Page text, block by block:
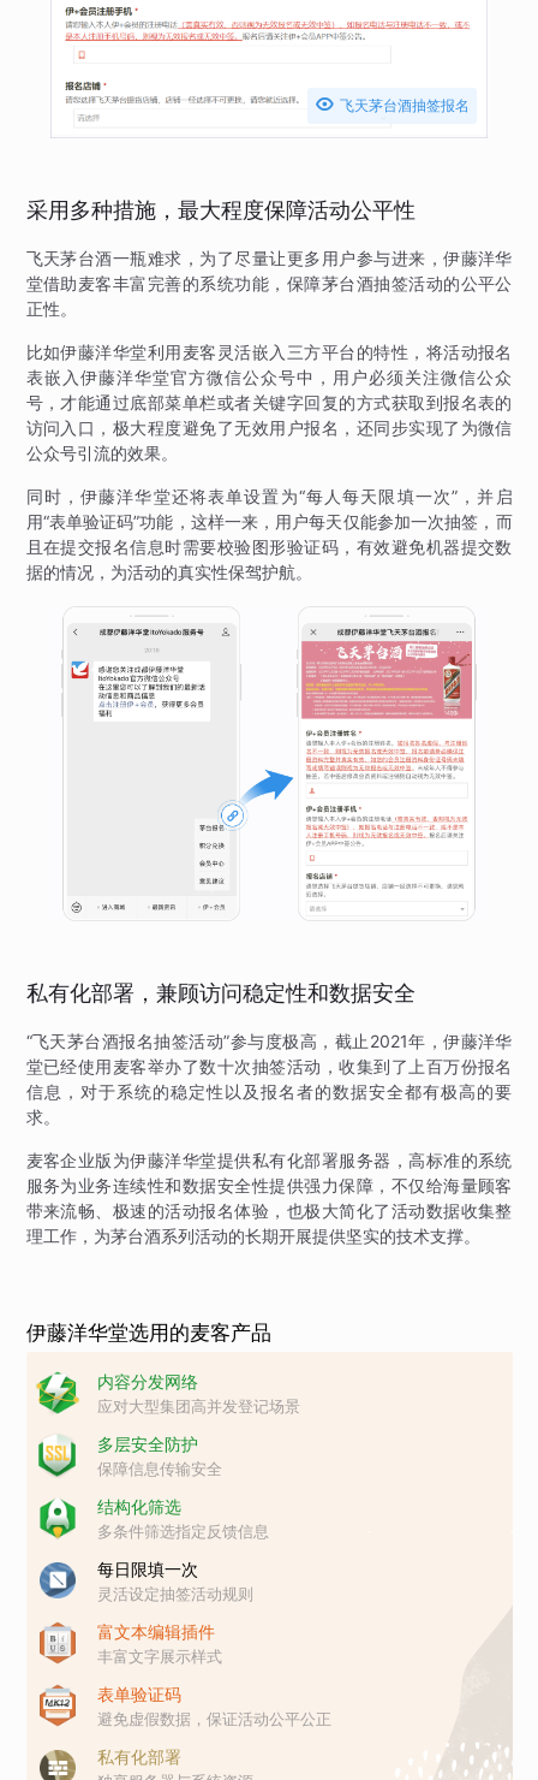
 飞天茅台酒抽签报名
采用多种措施，最大程度保障活动公平性
飞天茅台酒一瓶难求，为了尽量让更多用户参与进来，伊藤洋华
堂借助麦客丰富完善的系统功能，保障茅台酒抽签活动的公平公
正性。
比如伊藤洋华堂利用麦客灵活嵌入三方平台的特性，将活动报名
表嵌入伊藤洋华堂官方微信公众号中，用户必须关注微信公众
号，才能通过底部菜单栏或者关键字回复的方式获取到报名表的
访问入口，极大程度避免了无效用户报名，还同步实现了为微信
公众号引流的效果。
同时，伊藤洋华堂还将表单设置为“每人每天限填一次”，并启
用“表单验证码”功能，这样一来，用户每天仅能参加一次抽签，而
且在提交报名信息时需要校验图形验证码，有效避免机器提交数
据的情况，为活动的真实性保驾护航。
私有化部署，兼顾访问稳定性和数据安全
“飞天茅台酒报名抽签活动”参与度极高，截止2021年，伊藤洋华
堂已经使用麦客举办了数十次抽签活动，收集到了上百万份报名
信息，对于系统的稳定性以及报名者的数据安全都有极高的要
求。
麦客企业版为伊藤洋华堂提供私有化部署服务器，高标准的系统
服务为业务连续性和数据安全性提供强力保障，不仅给海量顾客
带来流畅、极速的活动报名体验，也极大简化了活动数据收集整
理工作，为茅台酒系列活动的长期开展提供坚实的技术支撑。
伊藤洋华堂选用的麦客产品
内容分发网络
应对大型集团高并发登记场景
多层安全防护
保障信息传输安全
结构化筛选
多条件筛选指定反馈信息
每日限填一次
灵活设定抽签活动规则
富文本编辑插件
丰富文字展示样式
表单验证码
避免虚假数据，保证活动公平公正
私有化部署